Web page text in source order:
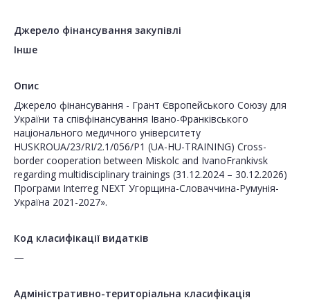
Джерело фінансування закупівлі
Інше
Опис
Джерело фінансування - Грант Європейського Союзу для
України та співфінансування Івано-Франківського
національного медичного університету
HUSKROUA/23/RI/2.1/056/P1 (UA-HU-TRAINING) Cross-
border cooperation between Miskolc and IvanoFrankivsk
regarding multidisciplinary trainings (31.12.2024 – 30.12.2026)
Програми Interreg NEXT Угорщина-Словаччина-Румунія-
Україна 2021-2027».
Код класифікації видатків
—
Адміністративно-територіальна класифікація